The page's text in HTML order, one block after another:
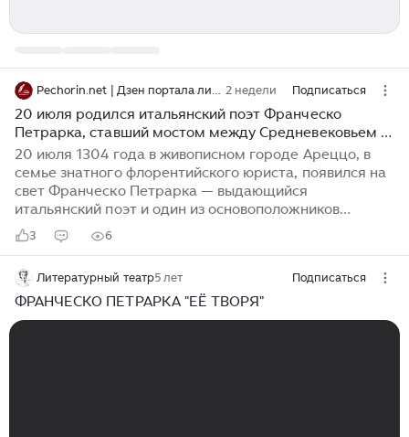
2 недели Подписаться
20 июля родился итальянский поэт Франческо
Петрарка, ставший мостом между Средневековьем и
эпохой Возрождения
20 июля 1304 года в живописном городе Ареццо, в
семье знатного флорентийского юриста, появился на
свет Франческо Петрарка — выдающийся
итальянский поэт и один из основоположников
гуманизма, чье творчество стало символом перехода
от Средневековья к эпохе Возрождения. Весной 1341
«Жертвенник Небесный» на вершине Капитолийского
холма, он был увенчан лавровым венком за поэму
«Африка». Этот момент стал знаковым не только для
3 6
Литературный театр5 лет Подписаться
ФРАНЧЕСКО ПЕТРАРКА "ЕЁ ТВОРЯ"